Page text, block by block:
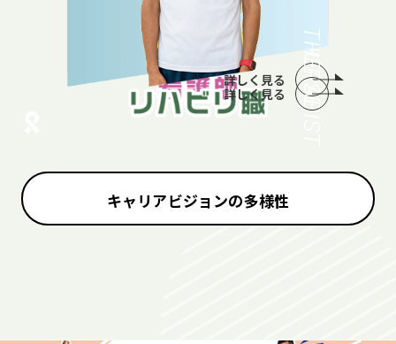
NURSE
詳しく見る THERAPIST
詳しく見る
キャリアビジョンの多様性